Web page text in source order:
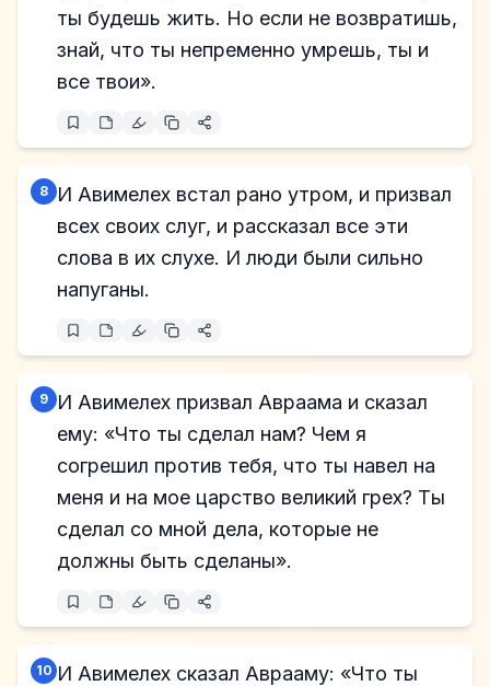
ты будешь жить. Но если не возвратишь,
знай, что ты непременно умрешь, ты и
все твои».
8
И Авимелех встал рано утром, и призвал
всех своих слуг, и рассказал все эти
слова в их слухе. И люди были сильно
напуганы.
9
И Авимелех призвал Авраама и сказал
ему: «Что ты сделал нам? Чем я
согрешил против тебя, что ты навел на
меня и на мое царство великий грех? Ты
сделал со мной дела, которые не
должны быть сделаны».
10 И Авимелех сказал Аврааму: «Что ты